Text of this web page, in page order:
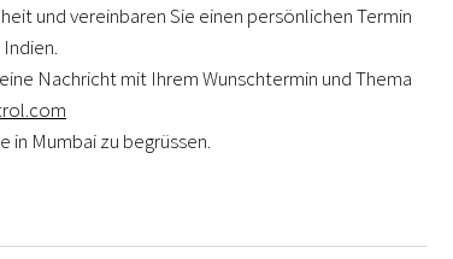
und vereinbaren Sie einen persönlichen Termin
Nachricht mit Ihrem Wunschtermin und Thema
in Mumbai zu begrüssen.